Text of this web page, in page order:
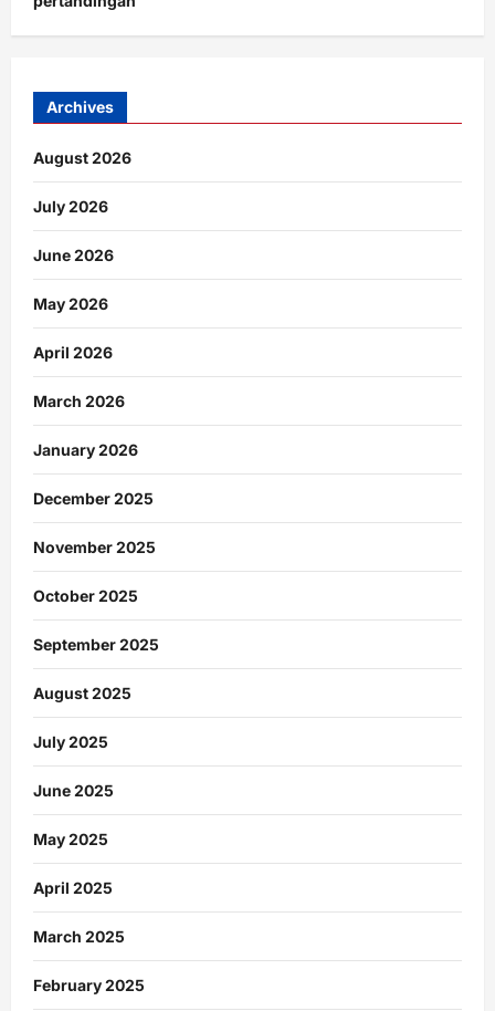
Archives
August 2026
July 2026
June 2026
May 2026
April 2026
March 2026
January 2026
December 2025
November 2025
October 2025
September 2025
August 2025
July 2025
June 2025
May 2025
April 2025
March 2025
February 2025